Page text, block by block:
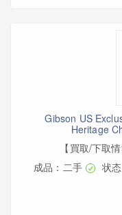
Gibson US
Heritage
【買取/下取
成品：二手
状